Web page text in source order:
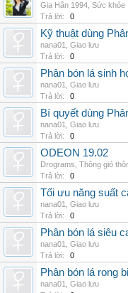
Gia Hân 1994 Sức khỏe
Trả lời:
0
Kỹ thuật dùng
nana01
Giao lưu
Trả lời:
0
Phân bón lá sinh
nana01
Giao lưu
Trả lời:
0
Bí quyết dùng
nana01
Giao lưu
Trả lời:
0
ODEON 19.02
Drograms Thông gió
Trả lời:
0
Tối ưu năng suất
nana01
Giao lưu
Trả lời:
0
Phân bón lá siêu
nana01
Giao lưu
Trả lời:
0
Phân bón lá rong
nana01
Giao lưu